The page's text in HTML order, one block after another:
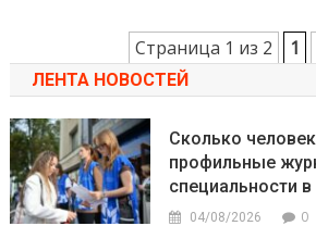
Страница 1 из 2 1
ЛЕНТА НОВОСТЕЙ
Сколько
профильные
специальности
04/08/2026 0